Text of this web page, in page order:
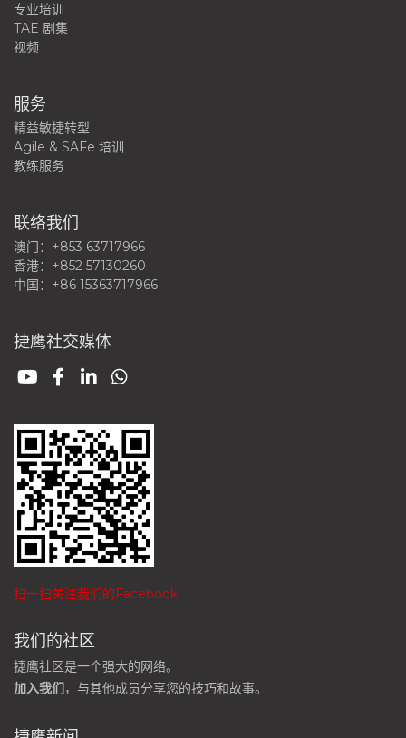
专业培训
TAE 剧集
视频
服务
精益敏捷转型
Agile & SAFe 培训
教练服务
联络我们
澳门：+853 63717966
香港：+852 57130260
中国：+86 15363717966
捷鹰社交媒体
扫一扫关注我们的Facebook
我们的社区
捷鹰社区是一个强大的网络。
加入我们，与其他成员分享您的技巧和故事。